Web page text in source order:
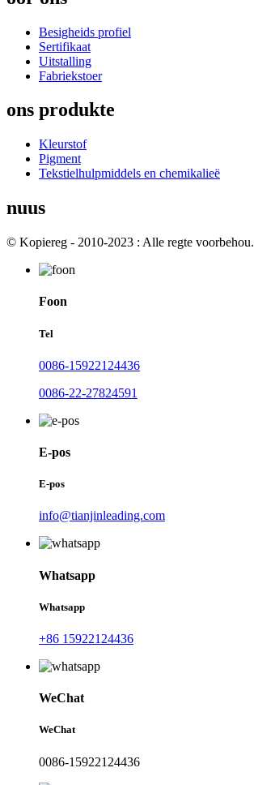
Besigheids profiel
Sertifikaat
Uitstalling
Fabriekstoer
ons produkte
Kleurstof
Pigment
Tekstielhulpmiddels en chemikalieë
nuus
© Kopiereg - 2010-2023 : Alle regte voorbehou.
Foon
Tel
0086-15922124436
0086-22-27824591
E-pos
E-pos
info@tianjinleading.com
Whatsapp
Whatsapp
+86 15922124436
WeChat
WeChat
0086-15922124436